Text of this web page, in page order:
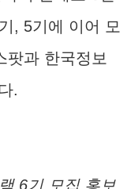
, 5기에 이어 모
팟과 한국정보
.
6기 모집 홍보